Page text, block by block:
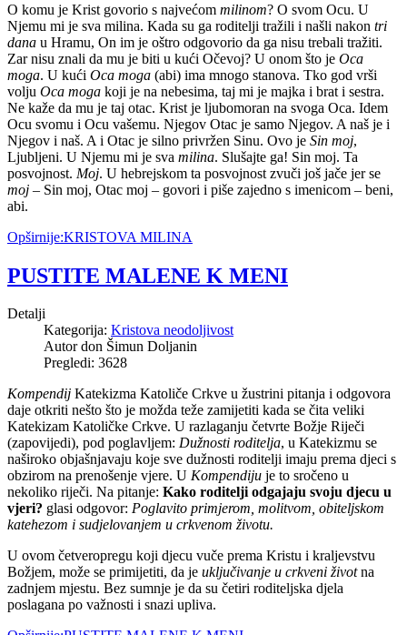
O komu je Krist govorio s najvećom milinom? O svom Ocu. U
Njemu mi je sva milina. Kada su ga roditelji tražili i našli nakon tri
dana u Hramu, On im je oštro odgovorio da ga nisu trebali tražiti.
Zar nisu znali da mu je biti u kući Očevoj? U onom što je Oca
moga. U kući Oca moga (abi) ima mnogo stanova. Tko god vrši
volju Oca moga koji je na nebesima, taj mi je majka i brat i sestra.
Ne kaže da mu je taj otac. Krist je ljubomoran na svoga Oca. Idem
Ocu svomu i Ocu vašemu. Njegov Otac je samo Njegov. A naš je i
Njegov i naš. A i Otac je silno privržen Sinu. Ovo je Sin moj,
Ljubljeni. U Njemu mi je sva milina. Slušajte ga! Sin moj. Ta
posvojnost. Moj. U hebrejskom ta posvojnost zvuči još jače jer se
moj – Sin moj, Otac moj – govori i piše zajedno s imenicom – beni,
abi.
Opširnije:KRISTOVA MILINA
PUSTITE MALENE K MENI
Detalji
Kategorija: Kristova neodoljivost
Autor don Šimun Doljanin
Pregledi: 3628
Kompendij Katekizma Katoliče Crkve u žustrini pitanja i odgovora
daje otkriti nešto što je možda teže zamijetiti kada se čita veliki
Katekizam Katoličke Crkve. U razlaganju četvrte Božje Riječi
(zapovijedi), pod poglavljem: Dužnosti roditelja, u Katekizmu se
naširoko objašnjavaju koje sve dužnosti roditelji imaju prema djeci s
obzirom na prenošenje vjere. U Kompendiju je to sročeno u
nekoliko riječi. Na pitanje: Kako roditelji odgajaju svoju djecu u
vjeri? glasi odgovor: Poglavito primjerom, molitvom, obiteljskom
katehezom i sudjelovanjem u crkvenom životu.
U ovom četveropregu koji djecu vuče prema Kristu i kraljevstvu
Božjem, može se primijetiti, da je uključivanje u crkveni životna
zadnjem mjestu. Bez sumnje je da su četiri roditeljska djela
poslagana po važnosti i snazi upliva.